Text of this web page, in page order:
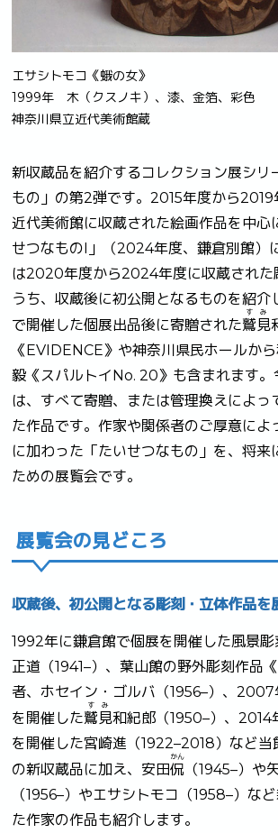
エサシトモコ《蛾の女》
1999年 木（クスノキ）、漆、金箔、彩色
神奈川県立近代美術館蔵
新収蔵品を紹介するコレクション展シリ
もの」の第2弾です。2015年度から2019
近代美術館に収蔵された絵画作品を中心
せつなものI」（2024年度、鎌倉別館）
は2020年度から2024年度に収蔵された
うち、収蔵後に初公開となるものを紹介
で開催した個展出品後に寄贈された鷲見
すみ
《EVIDENCE》や神奈川県民ホールか
毅《スパルトイNo. 20》も含まれます。
は、すべて寄贈、または管理換えによっ
た作品です。作家や関係者のご厚意によ
に加わった「たいせつなもの」を、将来
ための展覧会です。
展覧会の見どころ
収蔵後、初公開となる彫刻・立体作品を
1992年に鎌倉館で個展を開催した風景
正道（1941–）、葉山館の野外彫刻作品
者、ホセイン・ゴルバ（1956–）、
を開催した鷲見
すみ
和紀郎（1950–）、2014
を開催した宮崎進（1922–2018）など当
の新収蔵品に加え、安田侃
かん
（1945–）や
（1956–）やエサシトモコ（1958–）な
た作家の作品も紹介します。